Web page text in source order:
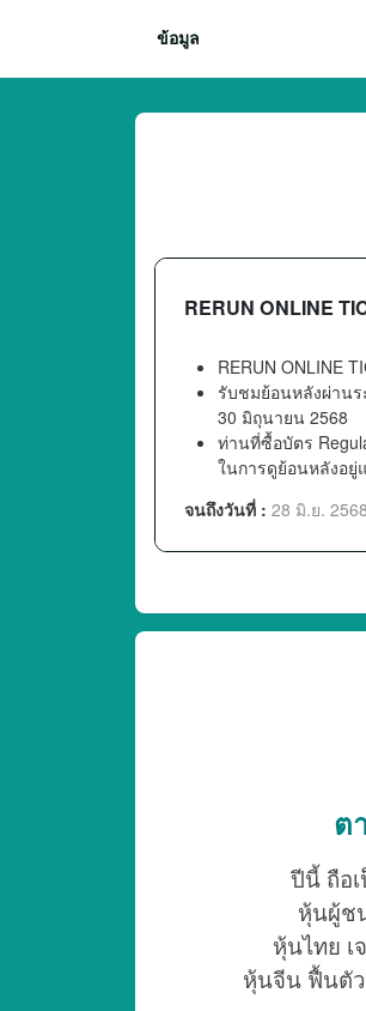
ข้อมูล
RERUN ONLINE
RERUN ONLINE
รับชมย้อนหลังผ่านร
30 มิถุนายน 2568
ท่านที่ซื้อบัตร
ในการดูย้อนหลังอยู่
จนถึงวันที่ : 28 มิ.ย.
ต
ปีนี้ ถือ
หุ้นผู้ช
หุ้นไทย เ
หุ้นจีน ฟื้นตัว